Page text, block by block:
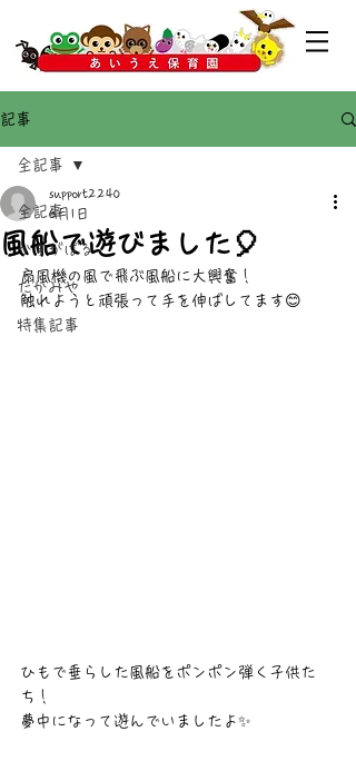
記事
全記事
かすがばる
たかみや
特集記事
全記事
風船で遊びました🎈
support2240
6月1日
扇風機の風で飛ぶ風船に大興奮！
触れようと頑張って手を伸ばしてます😊
ひもで垂らした風船をポンポン弾く子供た
ち！
夢中になって遊んでいましたよ✨